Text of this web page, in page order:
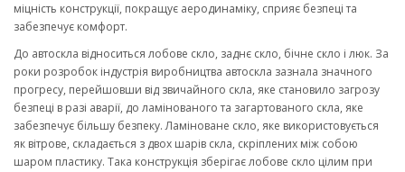
міцність конструкції, покращує аеродинаміку, сприяє безпеці та
забезпечує комфорт.
До автоскла відноситься лобове скло, заднє скло, бічне скло і люк. За
роки розробок індустрія виробництва автоскла зазнала значного
прогресу, перейшовши від звичайного скла, яке становило загрозу
безпеці в разі аварії, до ламінованого та загартованого скла, яке
забезпечує більшу безпеку. Ламіноване скло, яке використовується
як вітрове, складається з двох шарів скла, скріплених між собою
шаром пластику. Така конструкція зберігає лобове скло цілим при